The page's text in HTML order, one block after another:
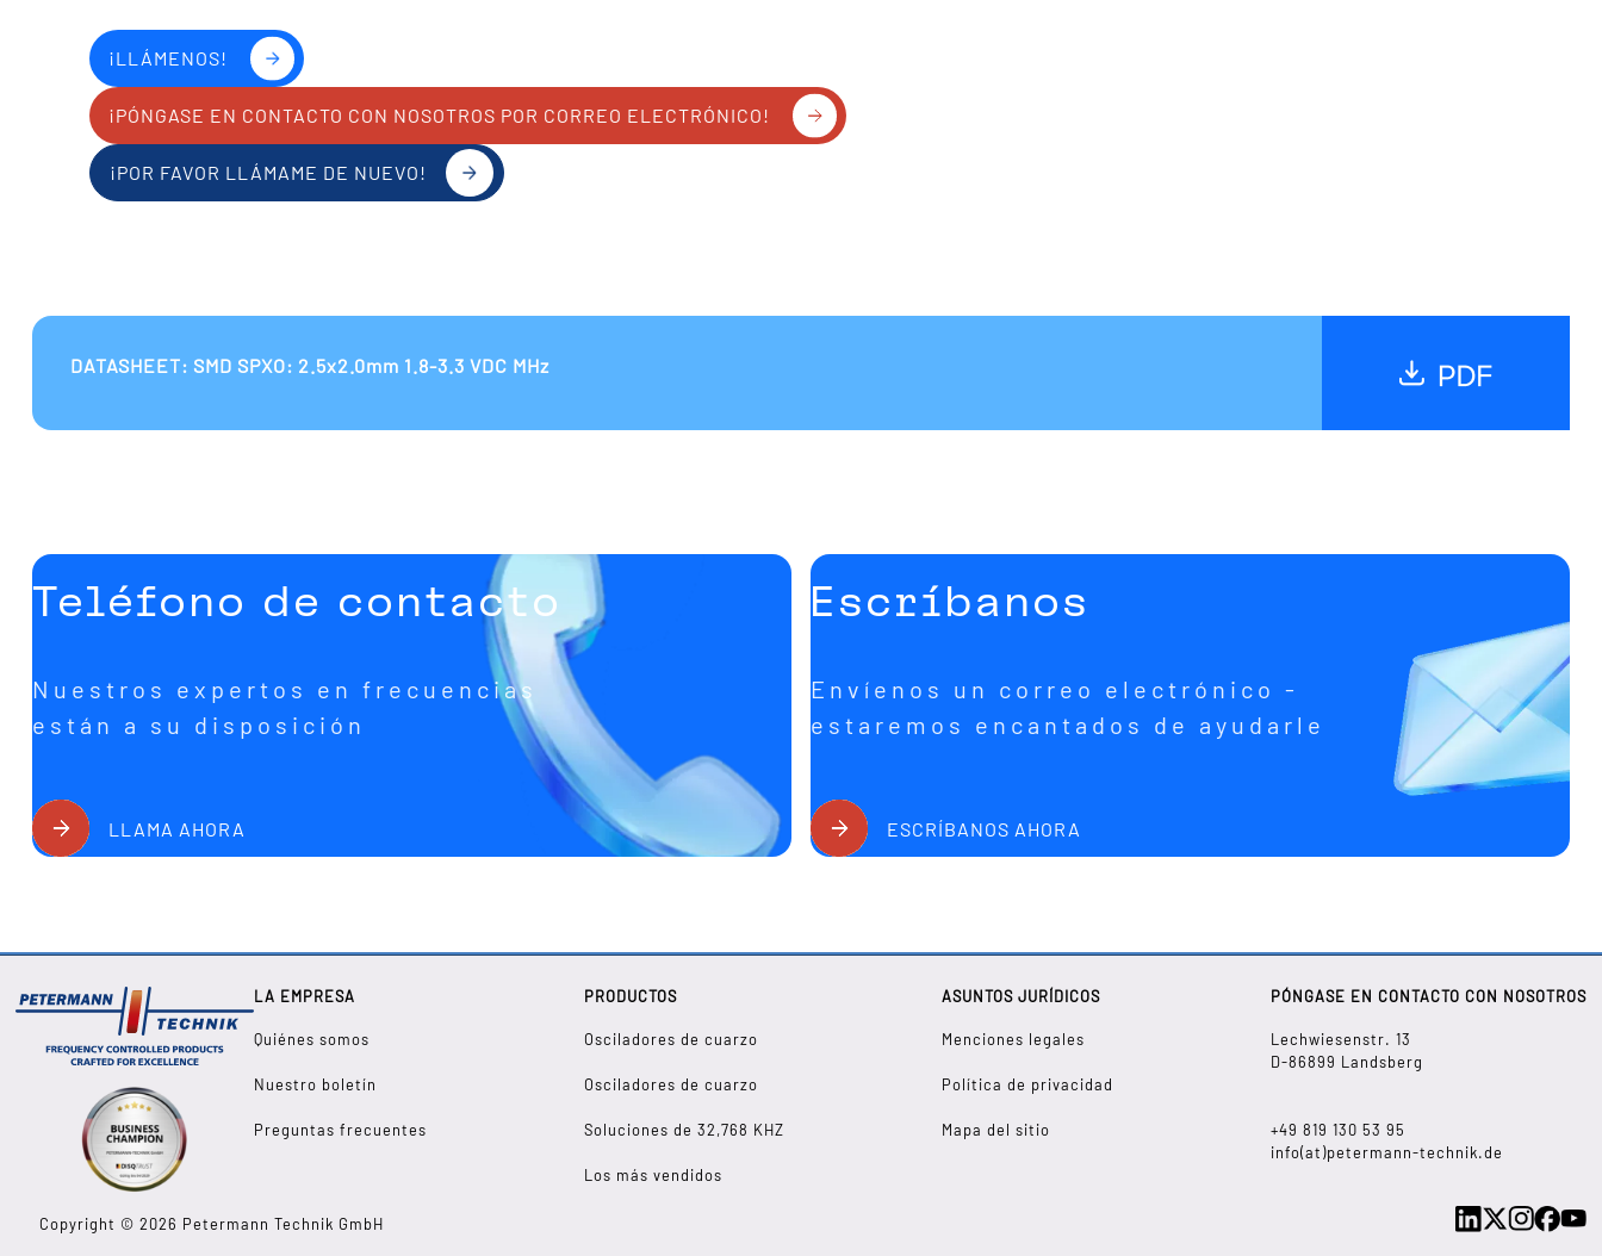
¡LLÁMENOS!
¡PÓNGASE EN CONTACTO CON NOSOTROS POR CORREO ELECTRÓNICO!
¡POR FAVOR LLÁMAME DE NUEVO!
DATASHEET: SMD SPXO: 2.5x2.0mm 1.8-3.3 VDC MHz
Teléfono de contacto
Nuestros expertos en frecuencias
están a su disposición
LLAMA AHORA
Escríbanos
Envíenos un correo electrónico -
estaremos encantados de ayudarle
ESCRÍBANOS AHORA
LA EMPRESA
Quiénes somos
Nuestro boletín
Preguntas frecuentes
PRODUCTOS
Osciladores de cuarzo
Osciladores de cuarzo
Soluciones de 32,768 KHZ
Los más vendidos
ASUNTOS JURÍDICOS
Menciones legales
Política de privacidad
Mapa del sitio
PÓNGASE EN CONTACTO CON NOSOTROS
Lechwiesenstr. 13
D-86899 Landsberg
+49 819 130 53 95
info(at)petermann-technik.de
Copyright © 2026 Petermann Technik GmbH